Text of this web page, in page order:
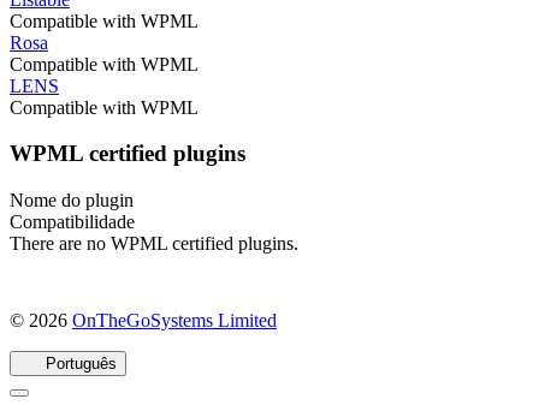
Compatible with WPML
Rosa
Compatible with WPML
LENS
Compatible with WPML
WPML certified plugins
Nome do plugin
Compatibilidade
There are no WPML certified plugins.
© 2026 OnTheGoSystems Limited
Português